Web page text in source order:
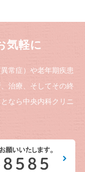
気軽に
常症）や老年期疾患
治療、そしてその終
なら中央内科クリニ